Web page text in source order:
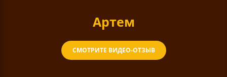
Артем
СМОТРИТЕ ВИДЕО-ОТЗЫВ